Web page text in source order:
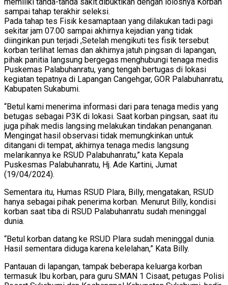
sampai tahap terakhir seleksi.
Pada tahap tes Fisik kesamaptaan yang dilakukan tadi pagi
sekitar jam 07.00 sampai akhirnya kejadian yang tidak
diinginkan pun terjadi ,Setelah mengikuti tes fisik tersebut
korban terlihat lemas dan akhirnya jatuh pingsan di lapangan,
pihak panitia langsung bergegas menghubungi tenaga medis
Puskemas Palabuhanratu, yang tengah bertugas di lokasi
kegiatan tepatnya di Lapangan Cangehgar, GOR Palabuhanratu,
Kabupaten Sukabumi.
“Betul kami menerima informasi dari para tenaga medis yang
betugas sebagai P3K di lokasi. Saat korban pingsan, saat itu
juga pihak medis langsing melakukan tindakan penanganan.
Mengingat hasil observasi tidak memungkinkan untuk
ditangani di tempat, akhirnya tenaga medis langsung
melarikannya ke RSUD Palabuhanratu,” kata Kepala
Puskesmas Palabuhanratu, Hj. Ade Kartini, Jumat
(19/04/2024).
Sementara itu, Humas RSUD Plara, Billy, mengatakan, RSUD
hanya sebagai pihak penerima korban. Menurut Billy, kondisi
korban saat tiba di RSUD Palabuhanratu sudah meninggal
dunia.
“Betul korban datang ke RSUD Plara sudah meninggal dunia.
Hasil sementara diduga karena kelelahan,” Kata Billy.
Pantauan di lapangan, tampak beberapa keluarga korban
termasuk Ibu korban, para guru SMAN 1 Cisaat, petugas Polisi